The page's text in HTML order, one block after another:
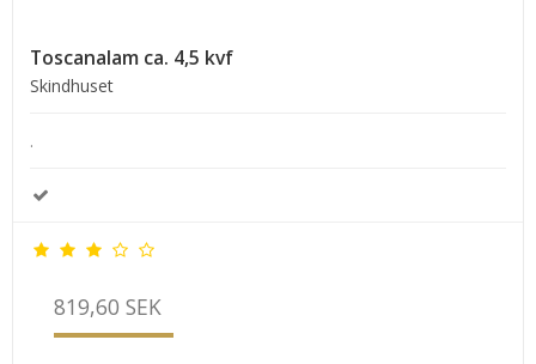
Toscanalam ca. 4,5 kvf
Skindhuset
.
819,60 SEK